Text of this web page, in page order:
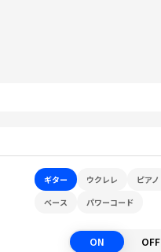
ギター ウクレレ
ピアノ
ベース
パワーコード
ON OFF